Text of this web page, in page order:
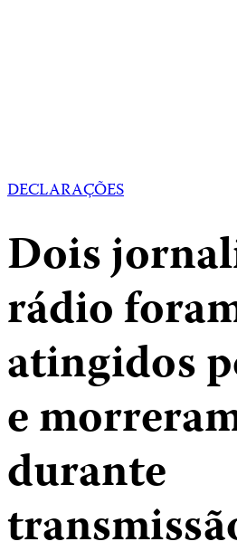
DECLARAÇÕES
Dois
rádio
atingidos
e
durante